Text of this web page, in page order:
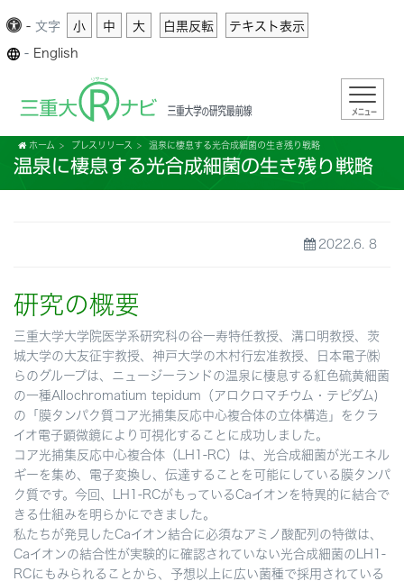
- 文字 小 中 大 白黒反転 テキスト表示
- English
メニュー
ホーム プレスリリース 温泉に棲息する光合成細菌の生き残り戦略
温泉に棲息する光合成細菌の生き残り戦略
2022.6. 8
研究の概要
三重大学大学院医学系研究科の谷一寿特任教授、溝口明教授、茨
城大学の大友征宇教授、神戸大学の木村行宏准教授、日本電子㈱
らのグループは、ニュージーランドの温泉に棲息する紅色硫黄細菌
の一種Allochromatium tepidum（アロクロマチウム・テピダム)
の「膜タンパク質コア光捕集反応中心複合体の立体構造」をクラ
イオ電子顕微鏡により可視化することに成功しました。
コア光捕集反応中心複合体（LH1-RC）は、光合成細菌が光エネル
ギーを集め、電子変換し、伝達することを可能にしている膜タンパ
ク質です。今回、LH1-RCがもっているCaイオンを特異的に結合で
きる仕組みを明らかにできました。
私たちが発見したCaイオン結合に必須なアミノ酸配列の特徴は、
Caイオンの結合性が実験的に確認されていない光合成細菌のLH1-
RCにもみられることから、予想以上に広い菌種で採用されている